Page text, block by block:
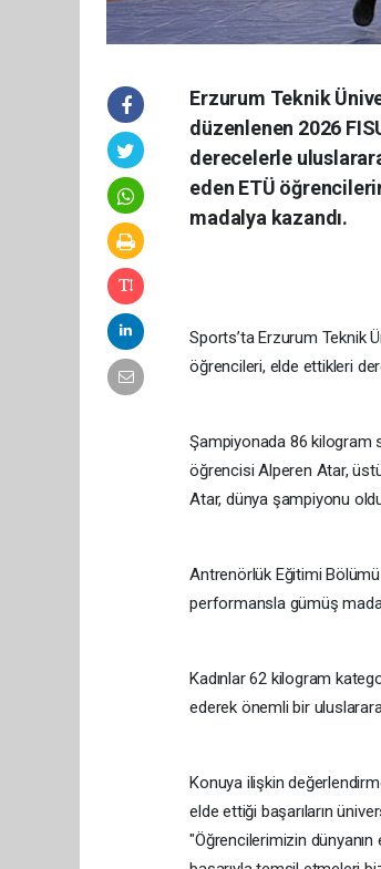
Erzurum Teknik
düzenlenen 2026
derecelerle
eden ETÜ
madalya kazandı.
Sports’ta Erzurum Teknik
öğrencileri, elde ettikleri
Şampiyonada 86 kilogram
öğrencisi Alperen Atar,
Atar, dünya şampiyonu
Antrenörlük Eğitimi Bölümü
performansla gümüş
Kadınlar 62 kilogram
ederek önemli bir
Konuya ilişkin
elde ettiği başarıların
"Öğrencilerimizin